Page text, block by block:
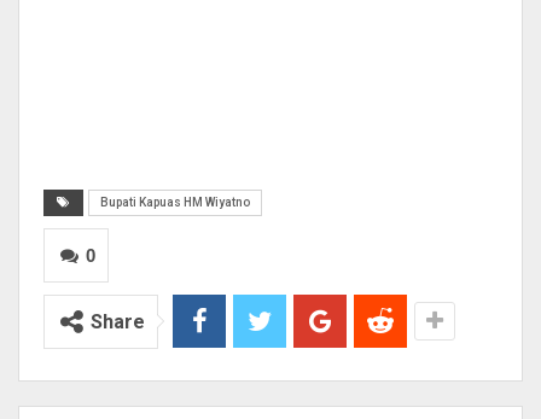
Bupati Kapuas HM Wiyatno
0
Share